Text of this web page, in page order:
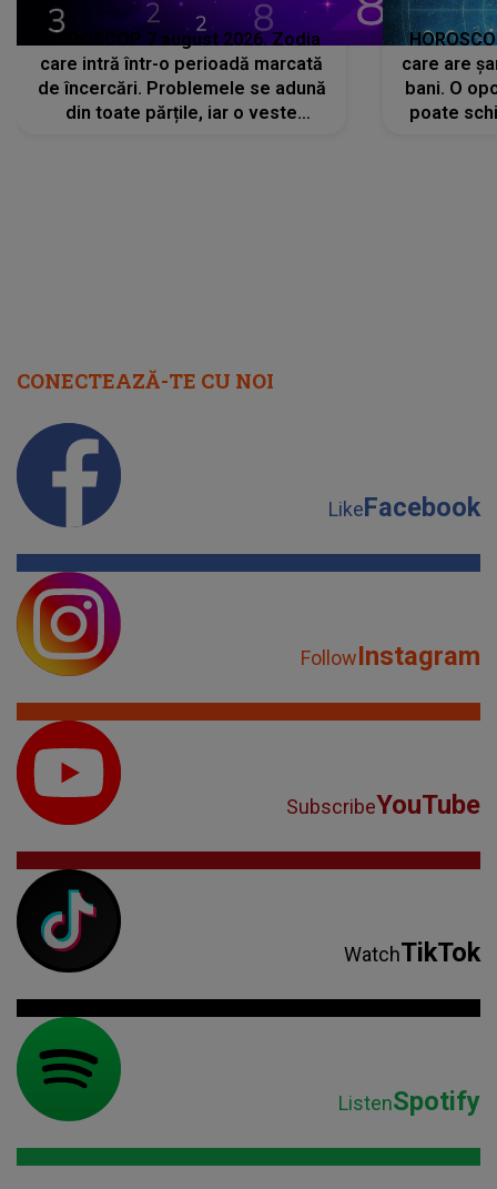
HOROSCOP 7 august 2026. Zodia
care intră într-o perioadă marcată
de încercări. Problemele se adună
din toate părțile, iar o veste
care are
bani. O
poate
CONECTEAZĂ-TE CU NOI
LikeFacebook
FollowInstagram
SubscribeYouTube
WatchTikTok
ListenSpotify